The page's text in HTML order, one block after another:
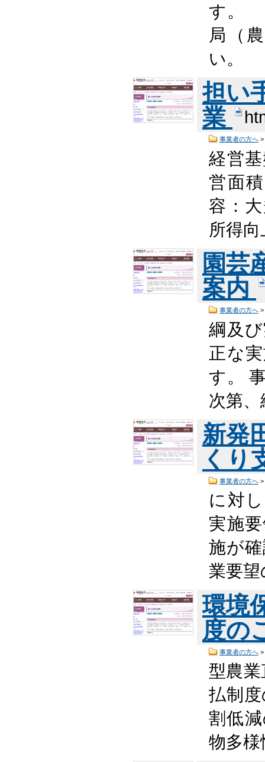
す。
局（
い。
担い
業
事業者の方へ>
経営
営面
容：
所得
園芸
案内
事業者の方へ>
綱及
正な
す。
次第
新発
くり
事業者の方へ>
に対
実施
施が
業要
環境
度の
事業者の方へ>
型農
払制
割低
物多